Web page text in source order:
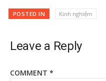
POSTED IN Kinh nghiệm
Leave a Reply
COMMENT *